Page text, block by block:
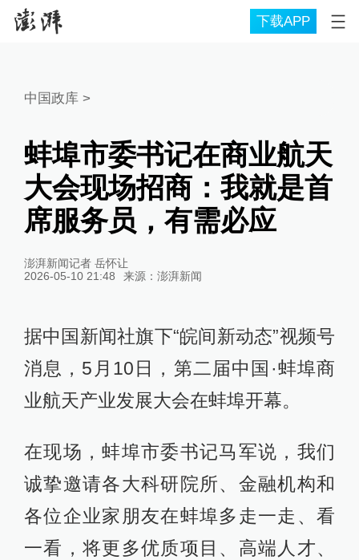
下载APP
中国政库 >
蚌埠市委书记在商业航天
大会现场招商：我就是首
席服务员，有需必应
澎湃新闻记者 岳怀让
2026-05-10 21:48
来源： 澎湃新闻
据中国新闻社旗下“皖间新动态”视频号
消息，5月10日，第二届中国·蚌埠商
业航天产业发展大会在蚌埠开幕。
在现场，蚌埠市委书记马军说，我们
诚挚邀请各大科研院所、金融机构和
各位企业家朋友在蚌埠多走一走、看
一看，将更多优质项目、高端人才、